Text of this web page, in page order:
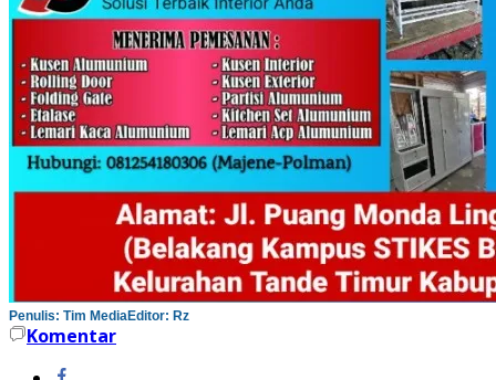
Penulis: Tim MediaEditor: Rz
Komentar